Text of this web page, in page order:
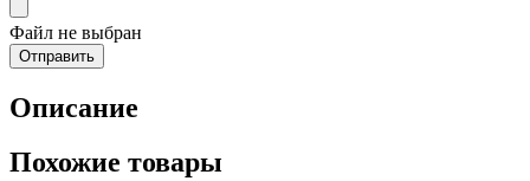
Файл не выбран
Описание
Похожие товары